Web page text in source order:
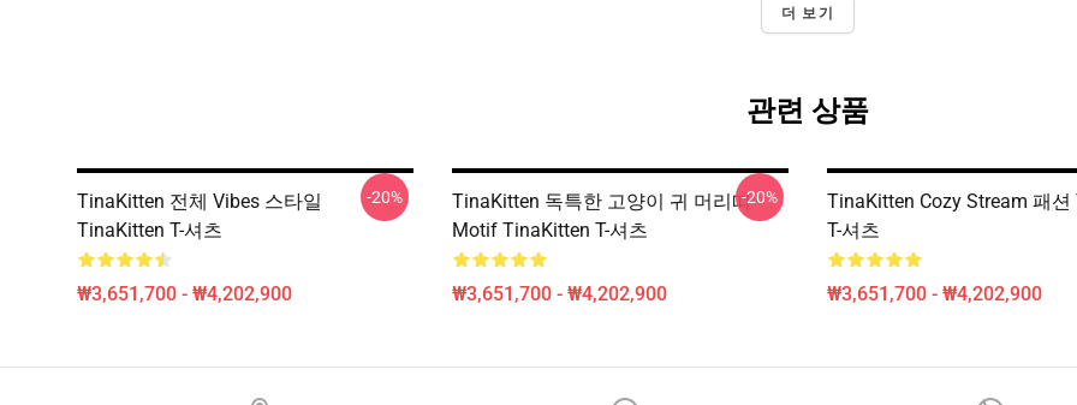
더 보기
관련 상품
TinaKitten 전체 Vibes 스타일
TinaKitten T-셔츠
₩3,651,700 - ₩4,202,900
-20%
TinaKitten 독특한 고양이 귀 머리띠
Motif TinaKitten T-셔츠
₩3,651,700 - ₩4,202,900
-20%
TinaKitten Cozy Stream 패
T-셔츠
₩3,651,700 - ₩4,202,900